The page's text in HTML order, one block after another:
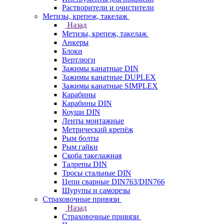
Растворители и очистители
Метизы, крепеж, такелаж
Назад
Метизы, крепеж, такелаж
Анкеры
Блоки
Вертлюги
Зажимы канатные DIN
Зажимы канатные DUPLEX
Зажимы канатные SIMPLEX
Карабины
Карабины DIN
Коуши DIN
Ленты монтажные
Метрический крепёж
Рым болты
Рым гайки
Скоба такелажная
Талрепы DIN
Тросы стальные DIN
Цепи сварные DIN763/DIN766
Шурупы и саморезы
Страховочные привязи
Назад
Страховочные привязи